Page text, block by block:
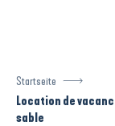
Startseite
Location de
sable